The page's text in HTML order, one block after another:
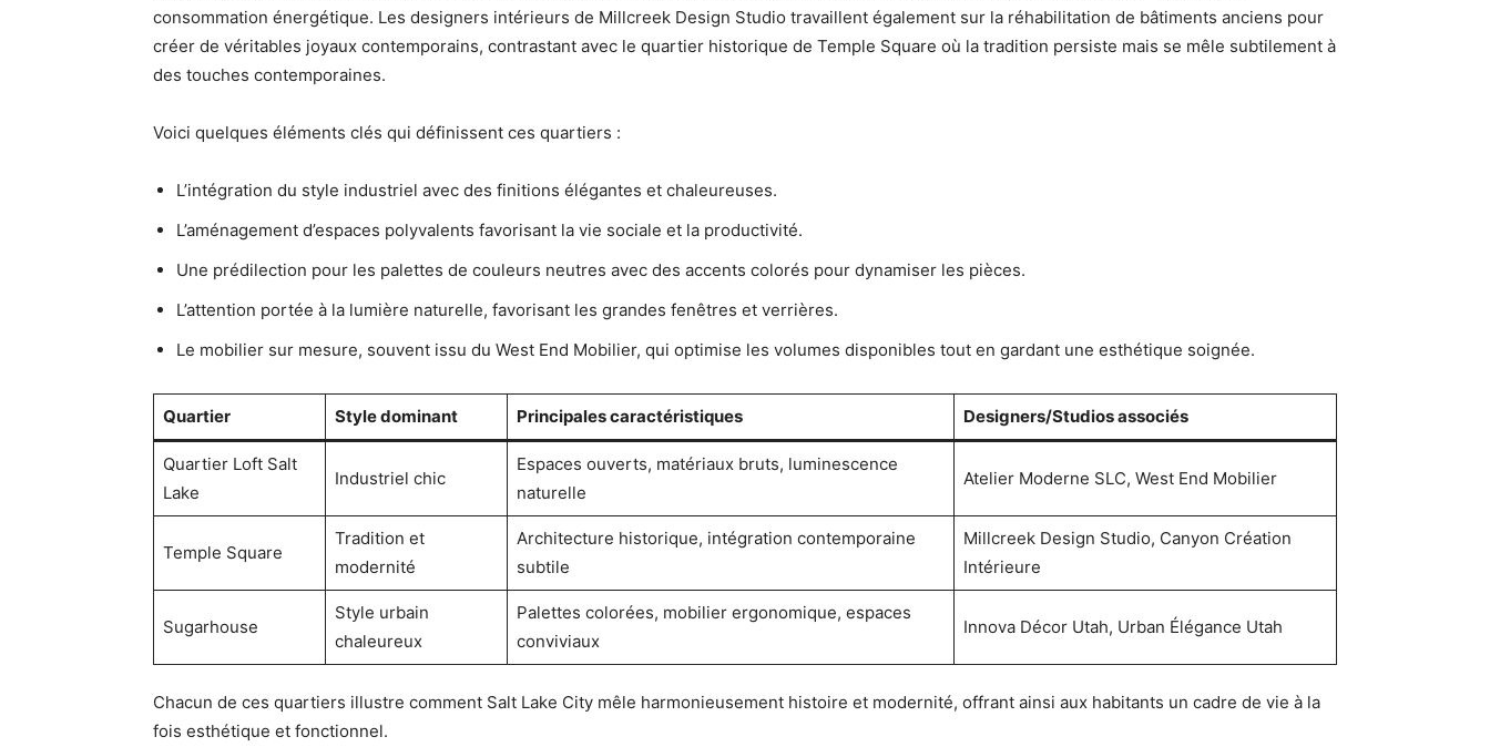
consommation énergétique. Les designers intérieurs de Millcreek Design Studio travaillent également sur la réhabilitation de bâtiments anciens pour
créer de véritables joyaux contemporains, contrastant avec le quartier historique de Temple Square où la tradition persiste mais se mêle subtilement à
des touches contemporaines.
Voici quelques éléments clés qui définissent ces quartiers :
L’intégration du style industriel avec des finitions élégantes et chaleureuses.
L’aménagement d’espaces polyvalents favorisant la vie sociale et la productivité.
Une prédilection pour les palettes de couleurs neutres avec des accents colorés pour dynamiser les pièces.
L’attention portée à la lumière naturelle, favorisant les grandes fenêtres et verrières.
Le mobilier sur mesure, souvent issu du West End Mobilier, qui optimise les volumes disponibles tout en gardant une esthétique soignée.
Quartier Style dominant Principales caractéristiques Designers/Studios associés
Quartier Loft Salt
Lake
Industriel chic
Espaces ouverts, matériaux bruts, luminescence
naturelle
Atelier Moderne SLC, West End Mobilier
Temple Square
Tradition et
modernité
Architecture historique, intégration contemporaine
subtile
Millcreek Design Studio, Canyon Création
Intérieure
Sugarhouse
Style urbain
chaleureux
Palettes colorées, mobilier ergonomique, espaces
conviviaux
Innova Décor Utah, Urban Élégance Utah
Chacun de ces quartiers illustre comment Salt Lake City mêle harmonieusement histoire et modernité, offrant ainsi aux habitants un cadre de vie à la
fois esthétique et fonctionnel.